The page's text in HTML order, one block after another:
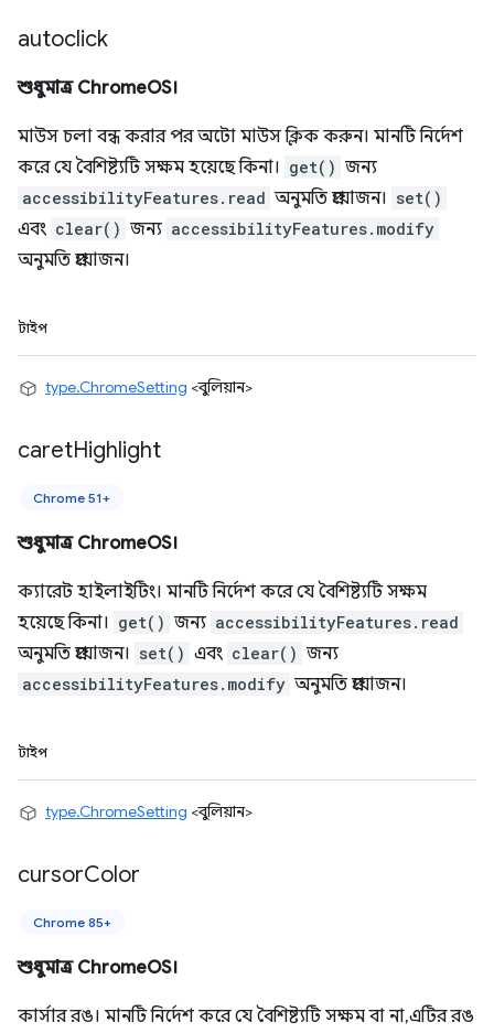
autoclick
শুধুমাত্র ChromeOS।
মাউস চলা বন্ধ করার পর অটো মাউস ক্লিক করুন। মানটি নির্দেশ
করে যে বৈশিষ্ট্যটি সক্ষম হয়েছে কিনা। get() জন্য
accessibilityFeatures.read অনুমতি প্রয়োজন। set()
এবং clear() জন্য accessibilityFeatures.modify
অনুমতি প্রয়োজন।
টাইপ
type.ChromeSetting <বুলিয়ান>
caretHighlight
Chrome 51+
শুধুমাত্র ChromeOS।
ক্যারেট হাইলাইটিং। মানটি নির্দেশ করে যে বৈশিষ্ট্যটি সক্ষম
হয়েছে কিনা। get() জন্য accessibilityFeatures.read
অনুমতি প্রয়োজন। set() এবং clear() জন্য
accessibilityFeatures.modify অনুমতি প্রয়োজন।
টাইপ
type.ChromeSetting <বুলিয়ান>
cursorColor
Chrome 85+
শুধুমাত্র ChromeOS।
কার্সার রঙ। মানটি নির্দেশ করে যে বৈশিষ্ট্যটি সক্ষম বা না, এটির রঙ